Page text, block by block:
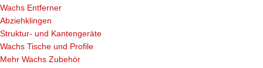
Wachs Entferner
Abziehklingen
Struktur- und Kantengeräte
Wachs Tische und Profile
Mehr Wachs Zubehör